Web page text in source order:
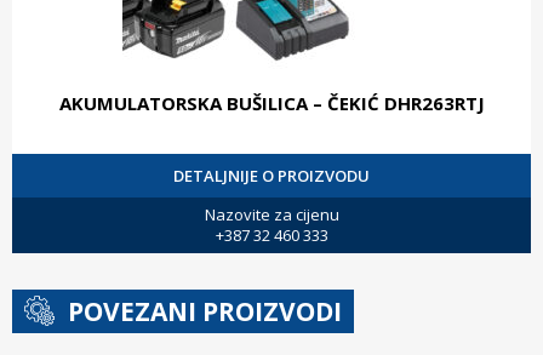
AKUMULATORSKA BUŠILICA – ČEKIĆ DHR263RTJ
DETALJNIJE O PROIZVODU
Nazovite za cijenu
+387 32 460 333
POVEZANI PROIZVODI